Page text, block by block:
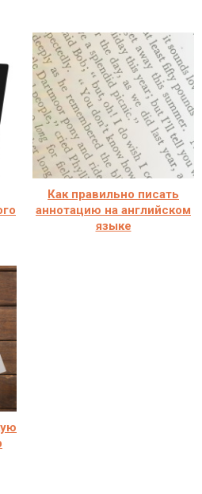
Как правильно писать
аннотацию на английском
языке